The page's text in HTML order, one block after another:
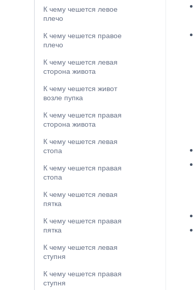
К чему чешется левое
плечо
К чему чешется правое
плечо
К чему чешется левая
сторона живота
К чему чешется живот
возле пупка
К чему чешется правая
сторона живота
К чему чешется левая
стопа
К чему чешется правая
стопа
К чему чешется левая
пятка
К чему чешется правая
пятка
К чему чешется левая
ступня
К чему чешется правая
ступня